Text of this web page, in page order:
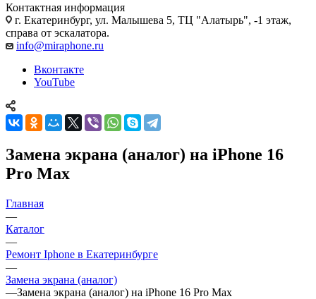
Контактная информация
г. Екатеринбург, ул. Малышева 5, ТЦ "Алатырь", -1 этаж,
справа от эскалатора.
info@miraphone.ru
Вконтакте
YouTube
Замена экрана (аналог) на iPhone 16
Pro Max
Главная
—
Каталог
—
Ремонт Iphone в Екатеринбурге
—
Замена экрана (аналог)
—Замена экрана (аналог) на iPhone 16 Pro Max